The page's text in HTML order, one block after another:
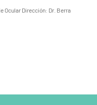
Ocular Dirección: Dr. Berra